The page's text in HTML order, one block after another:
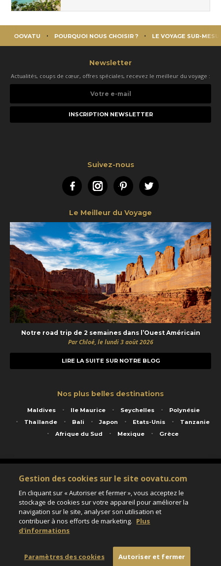
OOVATU POURQUOI NOUS CHOISIR ? LE VOYAGE SUR-
Newsletter
Actualités, coups de cœur, offres spéciales, recevez le meilleur du voyage :
e-
Suivez-nous
FacebookInstagramPinterestTwitter
Le Meilleur du Voyage
Notre road trip de 2 semaines dans l’Ouest Américain
Par Chloé, le lundi 3 août 2026
LIRE LA SUITE SUR NOTRE BLOG
Nos plus belles destinations
Maldives Ile Maurice Seychelles
Polynésie
Thaïlande
Bali Japon Etats-Unis
Tanzanie
Afrique du Sud
Mexique Grèce
Service animé par Nautil Voyages - 22 rue Georges Picquart 75017 Paris - S.A.S
au capital de 155 696 euros - RCS Paris B 423 671 973 - Code APE 7911Z
Matricule Atout France IM075100020 - Garantie financière Groupama - Agrément IATA
Assurance responsabilité civile et professionnelle HISCOX RCP0081066
Paramètres des cookies
Gestion des cookies sur le site oovatu.com
En cliquant sur « Autoriser et fermer », vous acceptez le
stockage de cookies sur votre appareil pour améliorer la
navigation sur le site, analyser son utilisation et
contribuer à nos efforts de marketing. Plus
d'informations
Paramètres des cookies Autoriser et fermer